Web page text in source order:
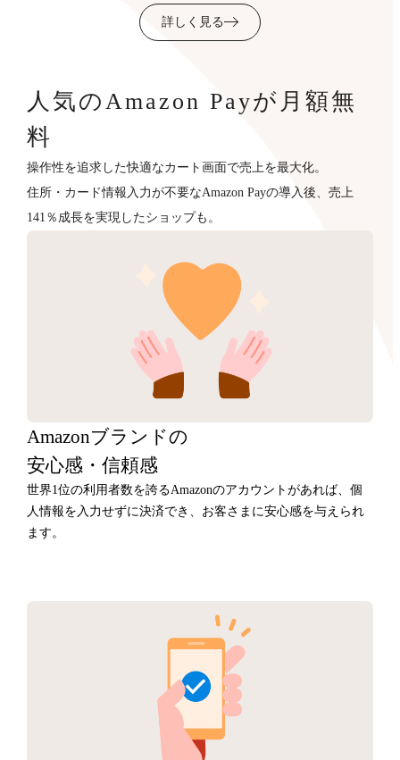
詳しく見る
人気のAmazon Payが月額無
料
操作性を追求した快適なカート画面で売上を最大化。
住所・カード情報入力が不要なAmazon Payの導入後、売上
141％成長を実現したショップも。
Amazonブランドの
安心感・信頼感
世界1位の利用者数を誇るAmazonのアカウントがあれば、個
人情報を入力せずに決済でき、お客さまに安心感を与えられ
ます。